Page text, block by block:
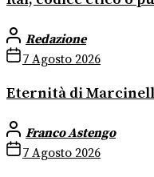
Redazione
7 Agosto 2026
Eternità di
Franco Astengo
7 Agosto 2026